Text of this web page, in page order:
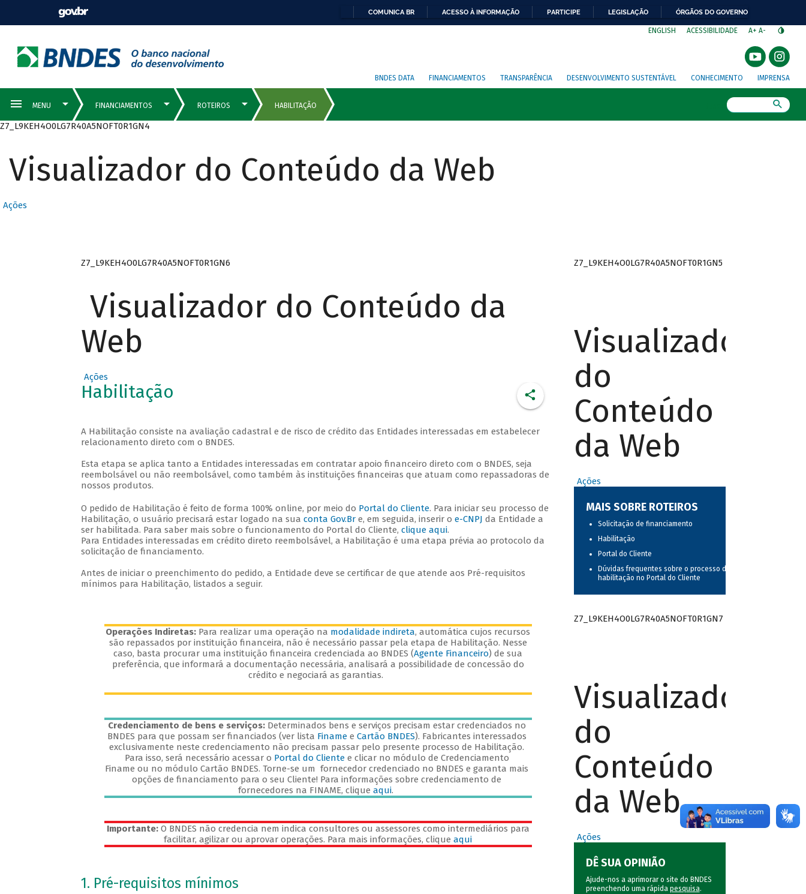
COMUNICA BR ACESSO À INFORMAÇÃO PARTICIPE LEGISLAÇÃO ÓRGÃOS DO GOVERNO
ENGLISH ACESSIBILIDADE A+ A-
BNDES DATA FINANCIAMENTOS TRANSPARÊNCIA DESENVOLVIMENTO SUSTENTÁVEL CONHECIMENTO IMPRENSA
Z7_L9KEH4O0LG7R40A5NOFT0R1GN4
Visualizador do Conteúdo da Web
Ações
Z7_L9KEH4O0LG7R40A5NOFT0R1GN6
Visualizador do Conteúdo da
Web
Ações
Habilitação
A Habilitação consiste na avaliação cadastral e de risco de crédito das Entidades interessadas em estabelecer
relacionamento direto com o BNDES.
Esta etapa se aplica tanto a Entidades interessadas em contratar apoio financeiro direto com o BNDES, seja
reembolsável ou não reembolsável, como também às instituições financeiras que atuam como repassadoras de
nossos produtos.
O pedido de Habilitação é feito de forma 100% online, por meio do Portal do Cliente. Para iniciar seu processo de
Habilitação, o usuário precisará estar logado na sua conta Gov.Bre, em seguida, inserir o e-CNPJ da Entidade a
ser habilitada. Para saber mais sobre o funcionamento do Portal do Cliente, clique aqui.
Para Entidades interessadas em crédito direto reembolsável, a Habilitação é uma etapa prévia ao protocolo da
solicitação de financiamento.
Antes de iniciar o preenchimento do pedido, a Entidade deve se certificar de que atende aos Pré-requisitos
mínimos para Habilitação, listados a seguir.
Operações Indiretas: Para realizar uma operação na modalidade indireta, automática cujos recursos
são repassados por instituição financeira, não é necessário passar pela etapa de Habilitação. Nesse
caso, basta procurar uma instituição financeira credenciada ao BNDES (Agente Financeiro) de sua
preferência, que informará a documentação necessária, analisará a possibilidade de concessão do
crédito e negociará as garantias.
Credenciamento de bens e serviços:Determinados bens e serviços precisam estar credenciados no
BNDES para que possam ser financiados (ver lista Finamee Cartão BNDES). Fabricantes interessados
exclusivamente neste credenciamento não precisam passar pelo presente processo de Habilitação.
Para isso, será necessário acessar o Portal do Cliente e clicar no módulo de Credenciamento
Finame ou no módulo Cartão BNDES. Torne-se um fornecedor credenciado no BNDES e garanta mais
opções de financiamento para o seu Cliente! Para informações sobre credenciamento de
fornecedores na FINAME, clique aqui.
Importante:O BNDES não credencia nem indica consultores ou assessores como intermediários para
facilitar, agilizar ou aprovar operações. Para mais informações, cliqueaqui
Veja os pré-requisitos
1. Pré-requisitos mínimos
Z7_L9KEH4O0LG7R40A5NOFT0R1GN5
Visualizador
do
Conteúdo
da Web
Ações
MAIS SOBRE ROTEIROS
Solicitação de financiamento
Habilitação
Portal do Cliente
Dúvidas frequentes sobre o processo de
habilitação no Portal do Cliente
Z7_L9KEH4O0LG7R40A5NOFT0R1GN7
Visualizador
do
Conteúdo
da Web
Ações
DÊ SUA OPINIÃO
Ajude-nos a aprimorar o site do BNDES
preenchendo uma rápida pesquisa.